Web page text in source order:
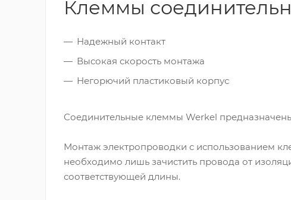
Клеммы
Надежный контакт
Высокая скорость монтажа
Негорючий пластиковый корпус
Соединительные клеммы Werkel
Монтаж электропроводки с использованием
необходимо лишь зачистить провода от
соответствующей длины.